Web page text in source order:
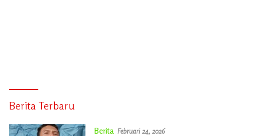
Berita Terbaru
Berita Februari 24, 2026